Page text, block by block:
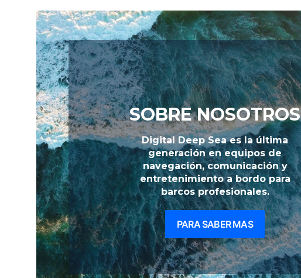
SOBRE NOSOTROS
Digital Deep Sea es la última
generación en equipos de
navegación, comunicación y
entretenimiento a bordo para
barcos profesionales.
PARA SABER MAS